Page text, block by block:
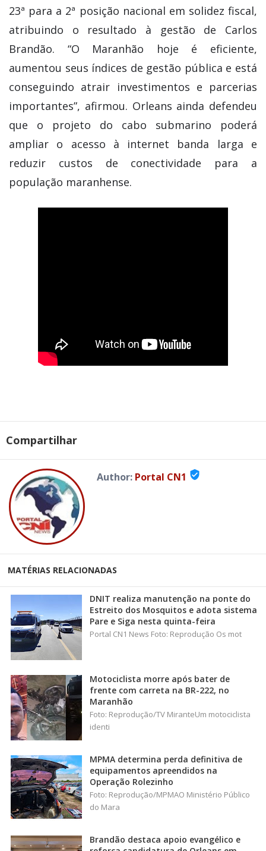
23ª para a 2ª posição nacional em solidez fiscal,
atribuindo o resultado à gestão de Carlos
Brandão. “O Maranhão hoje é eficiente,
aumentou seus índices de gestão pública e está
conseguindo atrair investimentos e parcerias
importantes”, afirmou. Orleans ainda defendeu
que o projeto do cabo submarino poderá
ampliar o acesso à internet banda larga e
reduzir custos de conectividade para a
população maranhense.
Compartilhar
Author: Portal CN1 verified_user
MATÉRIAS RELACIONADAS
DNIT realiza manutenção na ponte do
Estreito dos Mosquitos e adota sistema
Pare e Siga nesta quinta-feira
Portal CN1 News Foto: Reprodução Os mot
Motociclista morre após bater de
frente com carreta na BR-222, no
Maranhão
Foto: Reprodução/TV MiranteUm motociclista
identi
MPMA determina perda definitiva de
equipamentos apreendidos na
Operação Rolezinho
Foto: Reprodução/MPMAO Ministério Público
do Mara
Brandão destaca apoio evangélico e